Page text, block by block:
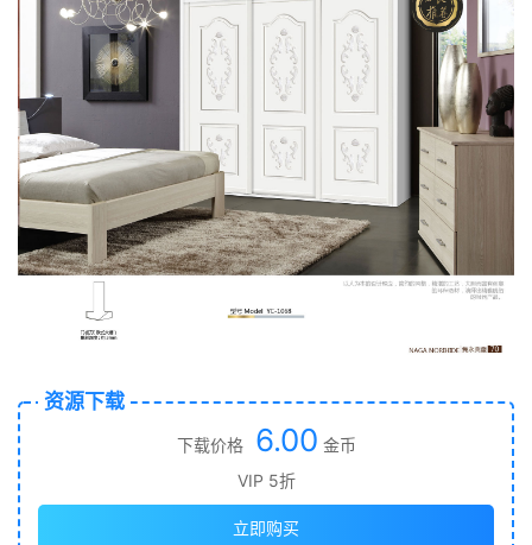
资源下载
下载价格 6.00 金币
VIP 5折
立即购买